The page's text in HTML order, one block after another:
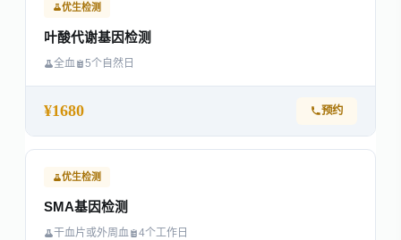
优生检测
叶酸代谢基因检测
全血 5个自然日
¥1680 预约
优生检测
SMA基因检测
干血片或外周血 4个工作日